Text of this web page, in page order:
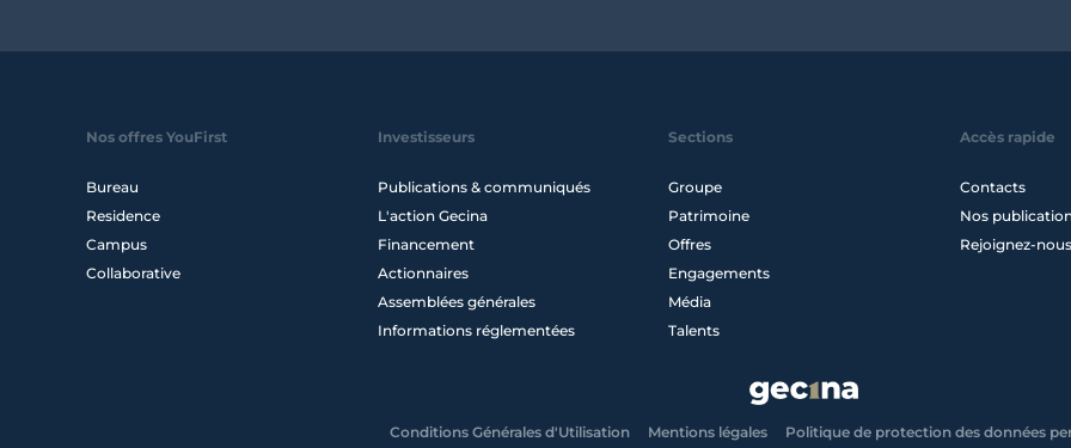
Nos offres YouFirst
Bureau
Residence
Campus
Collaborative
Investisseurs
Publications & communiqués
L'action Gecina
Financement
Actionnaires
Assemblées générales
Informations réglementées
Sections
Groupe
Patrimoine
Offres
Engagements
Média
Talents
Accès rapide
Contacts
Nos
Rejoignez-nous
Conditions Générales d'Utilisation Mentions légales Politique de protection des données